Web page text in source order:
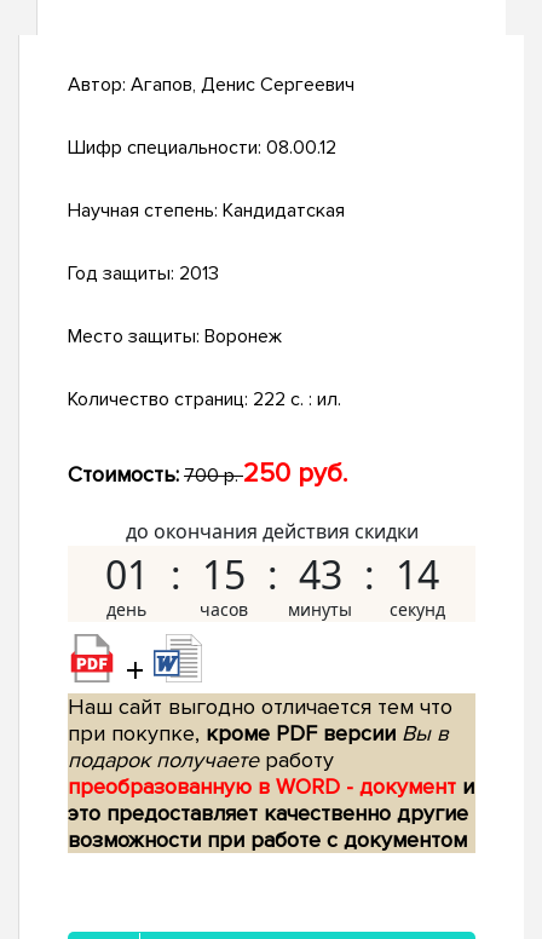
Автор: Агапов, Денис Сергеевич
Шифр специальности: 08.00.12
Научная степень: Кандидатская
Год защиты: 2013
Место защиты: Воронеж
Количество страниц: 222 с. : ил.
Стоимость: 700 р.250 руб.
до окончания действия скидки
01 15 43 13
+
Наш сайт выгодно отличается тем что
при покупке, кроме PDF версии Вы в
подарок получаетеработу
преобразованную в WORD - документ и
это предоставляет качественно другие
возможности при работе с документом